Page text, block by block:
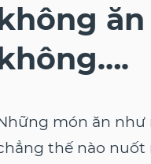
món ăn như
thế nào